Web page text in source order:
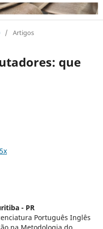
/ Artigos
que
- PR
Português Inglês